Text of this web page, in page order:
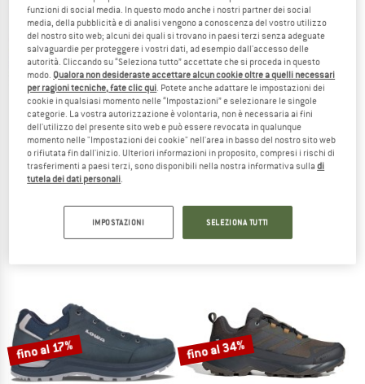
TO THE SALE
LA SPORTIVA
Scarpe sportive
da 175,70 €
5,0(3)
fino al 18%
SALOMON
Scarpe sportive
169,95 €da 139,36 €
4,8(14)
fino al 17% fino al 34%
funzioni di social media. In questo modo anche i nostri partner dei social
media, della pubblicità e di analisi vengono a conoscenza del vostro utilizzo
del nostro sito web; alcuni dei quali si trovano in paesi terzi senza adeguate
salvaguardie per proteggere i vostri dati, ad esempio dall'accesso delle
autorità. Cliccando su “Seleziona tutto” accettate che si proceda in questo
modo. Qualora non desideraste accettare alcun cookie oltre a quelli necessari
per ragioni tecniche, fate clic qui. Potete anche adattare le impostazioni dei
cookie in qualsiasi momento nelle “Impostazioni” e selezionare le singole
categorie. La vostra autorizzazione è volontaria, non è necessaria ai fini
dell'utilizzo del presente sito web e può essere revocata in qualunque
momento nelle "Impostazioni dei cookie" nell'area in basso del nostro sito web
o rifiutata fin dall'inizio. Ulteriori informazioni in proposito, compresi i rischi di
trasferimenti a paesi terzi, sono disponibili nella nostra informativa sulladi
tutela dei dati personali.
IMPOSTAZIONI SELEZIONA TUTTI